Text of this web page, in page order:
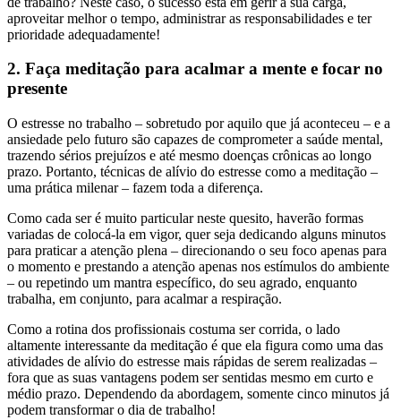
aproveitar melhor o tempo, administrar as responsabilidades e ter
prioridade adequadamente!
2. Faça meditação para acalmar a mente e focar no
presente
O estresse no trabalho – sobretudo por aquilo que já aconteceu – e a
ansiedade pelo futuro são capazes de comprometer a saúde mental,
trazendo sérios prejuízos e até mesmo doenças crônicas ao longo
prazo. Portanto, técnicas de alívio do estresse como a meditação –
uma prática milenar – fazem toda a diferença.
Como cada ser é muito particular neste quesito, haverão formas
variadas de colocá-la em vigor, quer seja dedicando alguns minutos
para praticar a atenção plena – direcionando o seu foco apenas para
o momento e prestando a atenção apenas nos estímulos do ambiente
– ou repetindo um mantra específico, do seu agrado, enquanto
trabalha, em conjunto, para acalmar a respiração.
Como a rotina dos profissionais costuma ser corrida, o lado
altamente interessante da meditação é que ela figura como uma das
atividades de alívio do estresse mais rápidas de serem realizadas –
fora que as suas vantagens podem ser sentidas mesmo em curto e
médio prazo. Dependendo da abordagem, somente cinco minutos já
podem transformar o dia de trabalho!